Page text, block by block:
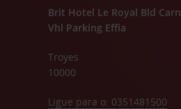
Brit Hotel Le Royal Bld Carn
Vhl Parking Effia
Troyes
10000
Ligue para o: 0351481500